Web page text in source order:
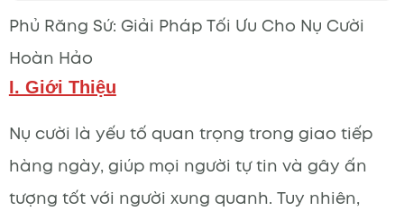
Phủ Răng Sứ: Giải Pháp Tối Ưu Cho Nụ Cười
Hoàn Hảo
I. Giới Thiệu
Nụ cười là yếu tố quan trọng trong giao tiếp
hàng ngày, giúp mọi người tự tin và gây ấn
tượng tốt với người xung quanh. Tuy nhiên,